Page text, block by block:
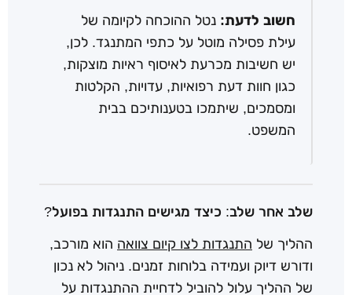
חשוב לדעת: נטל ההוכחה לקיומה של
עילת פסילה מוטל על כתפי המתנגד. לכן,
יש חשיבות מכרעת לאיסוף ראיות מוצקות,
כגון חוות דעת רפואיות, עדויות, הקלטות
ומסמכים, שיתמכו בטענותיכם בבית
המשפט.
שלב אחר שלב: כיצד מגישים התנגדות בפועל?
ההליך של התנגדות לצו קיום צוואה הוא מורכב,
ודורש דיוק ועמידה בלוחות זמנים. ניהול לא נכון
של ההליך עלול להוביל לדחיית ההתנגדות על